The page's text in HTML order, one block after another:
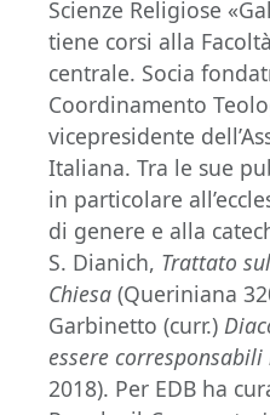
Scienze Religiose
tiene corsi alla
centrale. Socia
Coordinamento
vicepresidente
Italiana. Tra le sue
in particolare
di genere e alla
S. Dianich, Trattato
Chiesa (Queriniana
Garbinetto (curr.)
essere corresponsabili
2018). Per EDB ha